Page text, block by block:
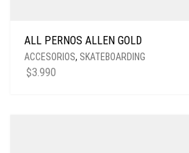
ALL PERNOS ALLEN GOLD
ACCESORIOS, SKATEBOARDING
$3.990